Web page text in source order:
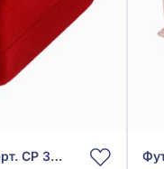
Футляр для каблучки, арт. CP 3002и